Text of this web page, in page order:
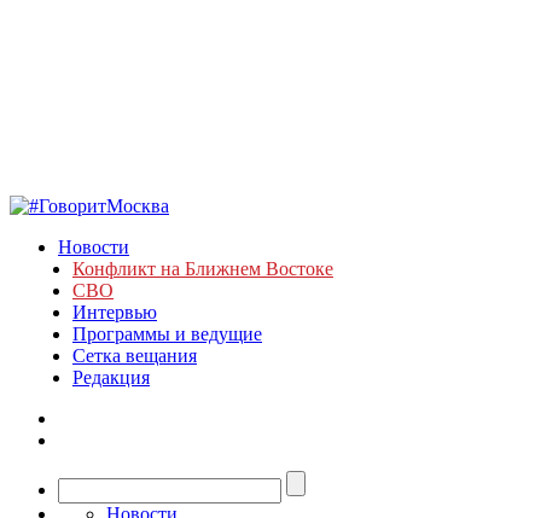
Новости
Конфликт на Ближнем Востоке
СВО
Интервью
Программы и ведущие
Сетка вещания
Редакция
Новости